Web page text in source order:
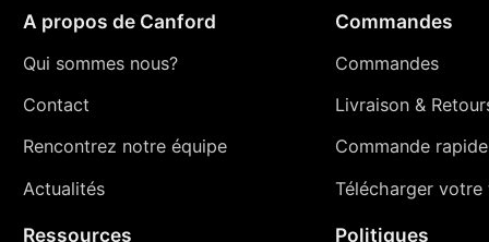
A propos de Canford
Qui sommes nous?
Contact
Rencontrez notre équipe
Actualités
Commandes
Commandes
Livraison&
Commande rapide
Télécharger votre
Ressources Politiques